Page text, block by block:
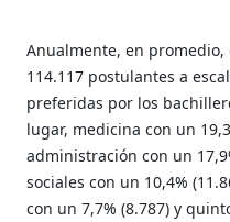
Anualmente, en
114.117 postulantes a
preferidas por los
lugar, medicina con un
administración con un
sociales con un 10,4%
con un 7,7% (8.787) y